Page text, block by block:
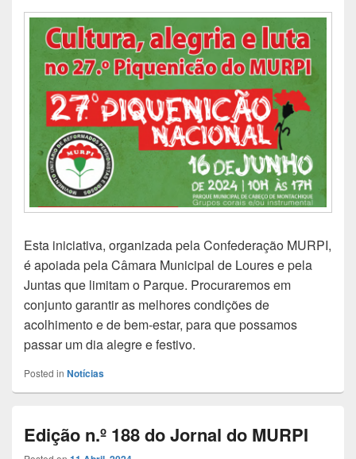
Esta iniciativa, organizada pela Confederação MURPI,
é apoiada pela Câmara Municipal de Loures e pela
Juntas que limitam o Parque. Procuraremos em
conjunto garantir as melhores condições de
acolhimento e de bem-estar, para que possamos
passar um dia alegre e festivo.
Posted in Notícias
Edição n.º 188 do Jornal do MURPI